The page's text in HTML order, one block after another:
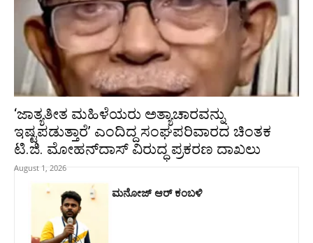
‘ಜಾತ್ಯತೀತ ಮಹಿಳೆಯರು ಅತ್ಯಾಚಾರವನ್ನು
ಇಷ್ಟಪಡುತ್ತಾರೆ’ ಎಂದಿದ್ದ ಸಂಘಪರಿವಾರದ ಚಿಂತಕ
ಟಿ.ಜಿ. ಮೋಹನ್‌ದಾಸ್ ವಿರುದ್ಧ ಪ್ರಕರಣ ದಾಖಲು
August 1, 2026
ಮನೋಜ್ ಆರ್ ಕಂಬಳಿ